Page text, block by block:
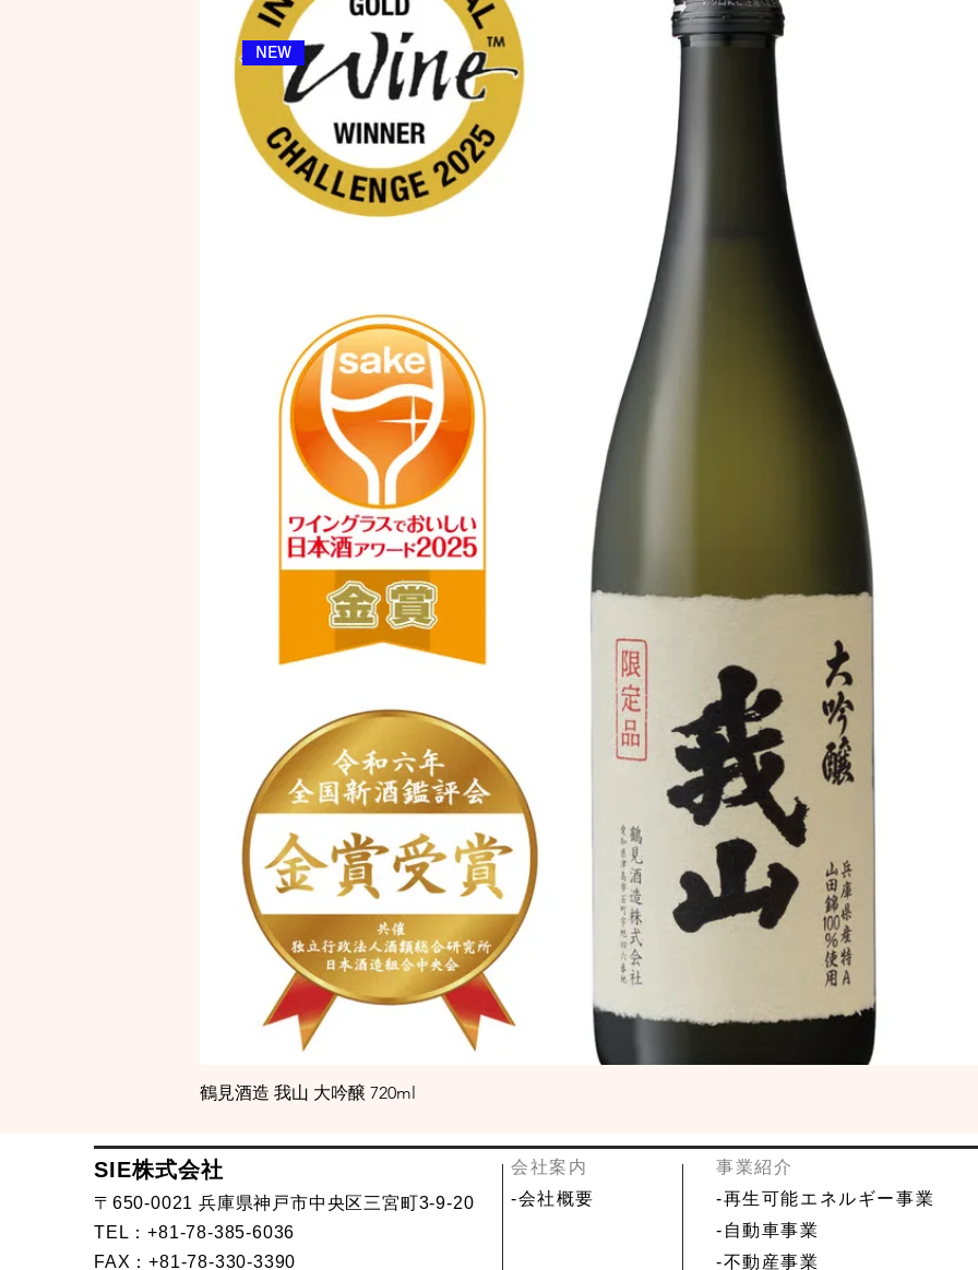
NEW
鶴見酒造 我山 大吟醸 720ml
SIE株式会社
〒650-0021 兵庫県神戸市中央区三宮町3-9-20
TEL：+81-78-385-6036
FAX：+81-78-330-3390
​会社案内
-会社概要
事業紹介
-再生可能エネルギー事業
-自動車事業
-不動産事業